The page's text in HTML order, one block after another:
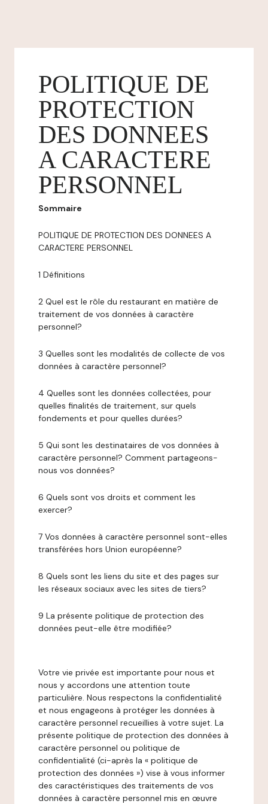
POLITIQUE DE
PROTECTION
DES DONNEES
A CARACTERE
PERSONNEL
Sommaire
POLITIQUE DE PROTECTION DES DONNEES A
CARACTERE PERSONNEL
1 Définitions
2 Quel est le rôle du restaurant en matière de
traitement de vos données à caractère
personnel?
3 Quelles sont les modalités de collecte de vos
données à caractère personnel?
4 Quelles sont les données collectées, pour
quelles finalités de traitement, sur quels
fondements et pour quelles durées?
5 Qui sont les destinataires de vos données à
caractère personnel? Comment partageons-
nous vos données?
6 Quels sont vos droits et comment les
exercer?
7 Vos données à caractère personnel sont-elles
transférées hors Union européenne?
8 Quels sont les liens du site et des pages sur
les réseaux sociaux avec les sites de tiers?
9 La présente politique de protection des
données peut-elle être modifiée?
Votre vie privée est importante pour nous et
nous y accordons une attention toute
particulière. Nous respectons la confidentialité
et nous engageons à protéger les données à
caractère personnel recueillies à votre sujet. La
présente politique de protection des données à
caractère personnel ou politique de
confidentialité (ci-après la « politique de
protection des données ») vise à vous informer
des caractéristiques des traitements de vos
données à caractère personnel mis en œuvre